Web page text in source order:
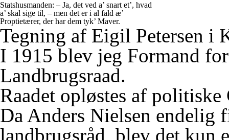
Statshusmanden: – Ja, det ved a’ snart et’, hvad
a’ skal sige til, – men det er i al fald æ’
Proptietærer, der har dem tyk’ Maver.
Tegning af Eigil Petersen i
I 1915 blev jeg Formand
Landbrugsraad.
Raadet opløstes af politiske
Da Anders Nielsen
landbrugsråd, blev det kun